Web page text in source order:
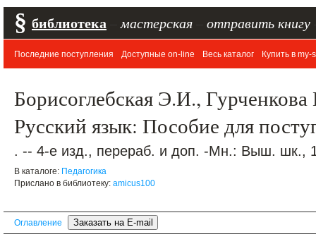
§ библиотека мастерская отправить книгу
Последние поступления Доступные on-line Весь каталог Купить в my-
Борисоглебская Э.И.,
Русский язык: Пособие для
. -- 4-е изд., перераб. и доп. -Мн.: Выш. шк.,
В каталоге: Педагогика
Прислано в библиотеку: amicus100
Оглавление